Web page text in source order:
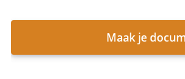
Maak je